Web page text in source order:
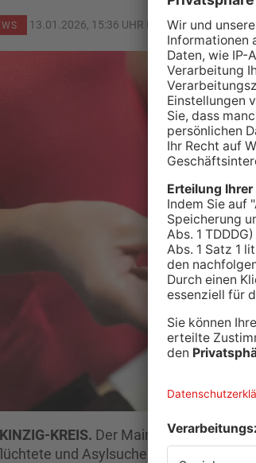
13.01.2026, 15:36 UHR IN MAIN-KINZIG-
KREIS. Der Main-Kinzig-Kreis
und Asylsuchende ein. Das